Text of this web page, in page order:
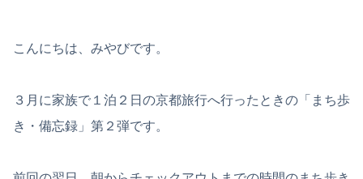
こんにちは、みやびです。
３月に家族で１泊２日の京都旅行へ行ったときの「まち歩
き・備忘録」第２弾です。